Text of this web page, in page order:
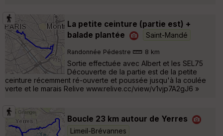
La petite ceinture (partie est) +
balade plantée
Saint-Mandé
Randonnée Pédestre 8 km
Sortie effectuée avec Albert et les SEL75
Découverte de la partie est de la petite
ceinture récemment ré-ouverte et poussée jusqu'à la coulée
verte et le marais Relive www.relive.cc/view/v1vjp7A2gJ6 »
Boucle 23 km autour de Yerres
Limeil-Brévannes